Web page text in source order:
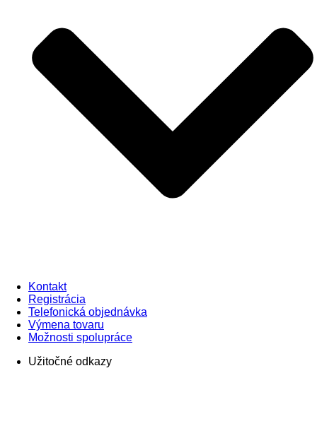
Kontakt
Registrácia
Telefonická objednávka
Výmena tovaru
Možnosti spolupráce
Užitočné odkazy